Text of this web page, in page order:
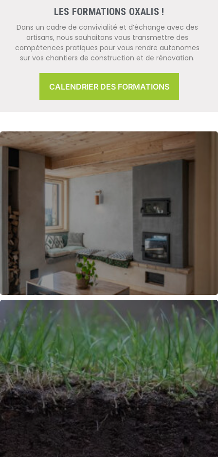
LES FORMATIONS OXALIS !
Dans un cadre de convivialité et d’échange avec des
artisans, nous souhaitons vous transmettre des
compétences pratiques pour vous rendre autonomes
sur vos chantiers de construction et de rénovation.
CALENDRIER DES FORMATIONS
POÊLE DE MASSE